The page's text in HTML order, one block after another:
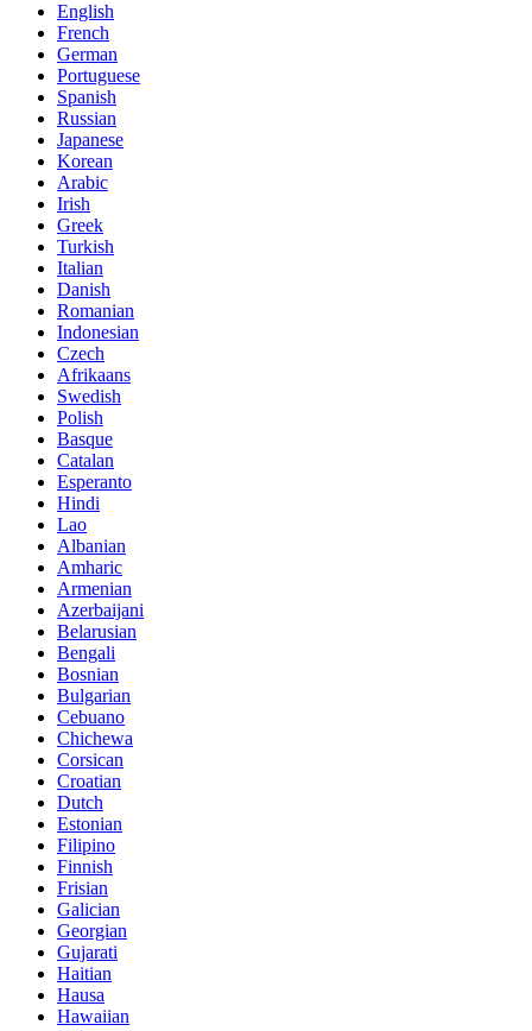
English
French
German
Portuguese
Spanish
Russian
Japanese
Korean
Arabic
Irish
Greek
Turkish
Italian
Danish
Romanian
Indonesian
Czech
Afrikaans
Swedish
Polish
Basque
Catalan
Esperanto
Hindi
Lao
Albanian
Amharic
Armenian
Azerbaijani
Belarusian
Bengali
Bosnian
Bulgarian
Cebuano
Chichewa
Corsican
Croatian
Dutch
Estonian
Filipino
Finnish
Frisian
Galician
Georgian
Gujarati
Haitian
Hausa
Hawaiian